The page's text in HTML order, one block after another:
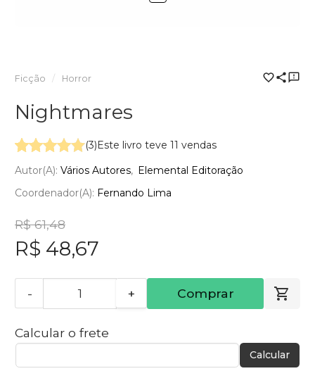
Ficção Horror
Nightmares
(3)Este livro teve 11 vendas
Autor(a): Vários Autores
Elemental Editoração
Coordenador(a): Fernando Lima
R$ 61,48
R$ 48,67
- + Comprar
Calcular o frete
Calcular